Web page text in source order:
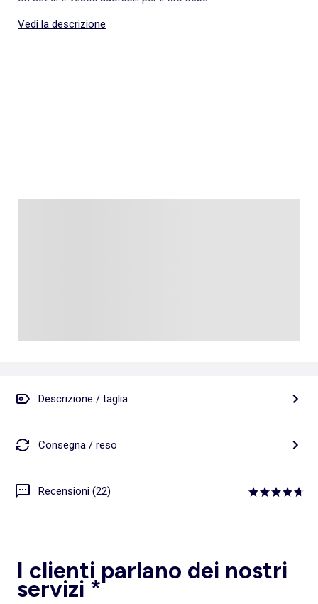
Vedi la descrizione
Descrizione / taglia
Consegna / reso
Recensioni (22)
I clienti parlano dei nostri
servizi *